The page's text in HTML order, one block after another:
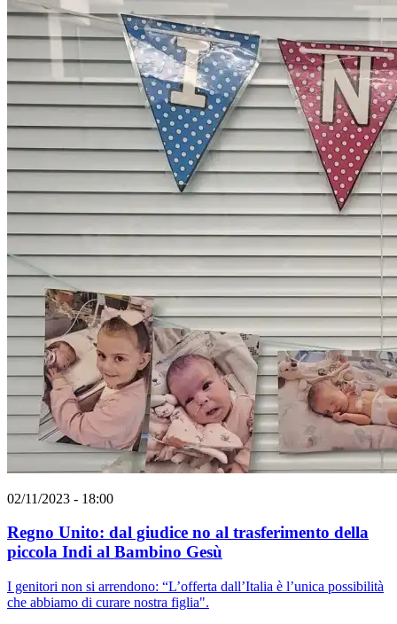
02/11/2023 - 18:00
Regno Unito: dal giudice no al trasferimento della
piccola Indi al Bambino Gesù
I genitori non si arrendono: “L’offerta dall’Italia è l’unica possibilità
che abbiamo di curare nostra figlia".